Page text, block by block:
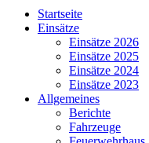
Startseite
Einsätze
Einsätze 2026
Einsätze 2025
Einsätze 2024
Einsätze 2023
Allgemeines
Berichte
Fahrzeuge